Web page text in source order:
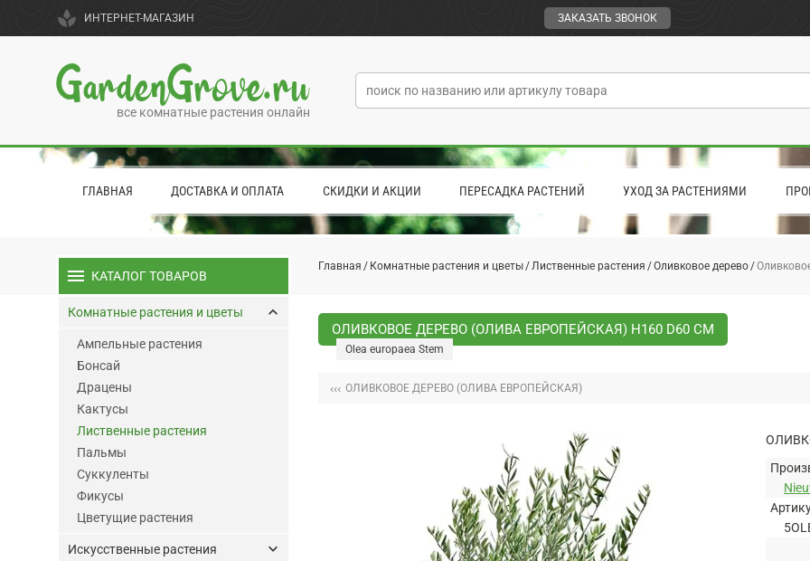
spa ИНТЕРНЕТ-МАГАЗИН ЗАКАЗАТЬ ЗВОНОК
GardenGrove.ru
все комнатные растения онлайн
ГЛАВНАЯ ДОСТАВКА И ОПЛАТА СКИДКИ И АКЦИИ ПЕРЕСАДКА РАСТЕНИЙ УХОД ЗА РАСТЕНИЯМИ
Главная Комнатные растения и цветы Лиственные растения Оливковое дерево
ОЛИВКОВОЕ ДЕРЕВО (ОЛИВА ЕВРОПЕЙСКАЯ) H160 D60 СМ
Olea europaea Stem
‹‹‹ ОЛИВКОВОЕ ДЕРЕВО (ОЛИВА ЕВРОПЕЙСКАЯ)
menu КАТАЛОГ ТОВАРОВ
Комнатные растения и цветы keyboard_arrow_up
Ампельные растения
Бонсай
Драцены
Кактусы
Лиственные растения
Пальмы
Суккуленты
Фикусы
Цветущие растения
Искусственные растения keyboard_arrow_down